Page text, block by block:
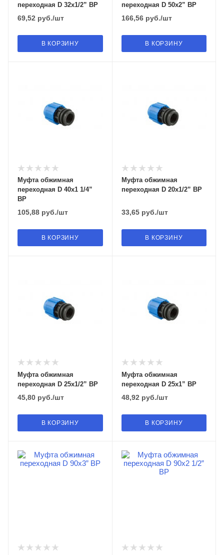
переходная D 32х1/2” ВР
69,52 руб./шт
В КОРЗИНУ
переходная D 50х2” ВР
166,56руб./шт
В КОРЗИНУ
Муфта обжимная
переходная D 40х1 1/4”
ВР
105,88 руб./шт
В КОРЗИНУ
Муфта обжимная
переходная D 20х1/2” ВР
33,65руб./шт
В КОРЗИНУ
Муфта обжимная
переходная D 25х1/2” ВР
45,80 руб./шт
В КОРЗИНУ
Муфта обжимная
переходная D 25х1” ВР
48,92 руб./шт
В КОРЗИНУ